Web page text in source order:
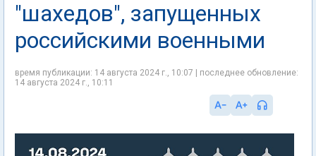
"шахедов", запущенных
российскими военными
время публикации: 14 августа 2024 г., 10:07 | последнее обновление:
14 августа 2024 г., 10:11